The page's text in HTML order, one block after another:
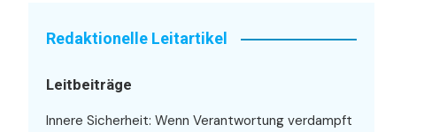
Redaktionelle Leitartikel
Leitbeiträge
Innere Sicherheit: Wenn Verantwortung verdampft